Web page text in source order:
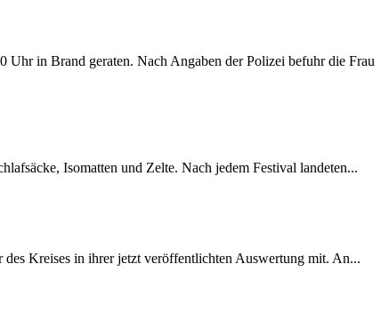
Uhr in Brand geraten. Nach Angaben der Polizei befuhr die Frau
Isomatten und Zelte. Nach jedem Festival landeten...
Kreises in ihrer jetzt veröffentlichten Auswertung mit. An...